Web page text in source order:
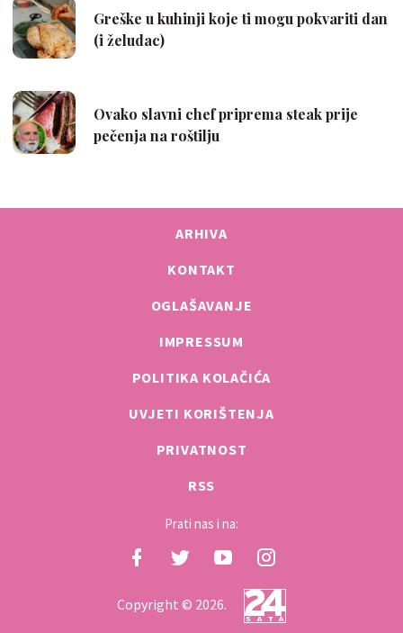
ARHIVA
KONTAKT
OGLAŠAVANJE
IMPRESSUM
POLITIKA KOLAČIĆA
UVJETI KORIŠTENJA
PRIVATNOST
RSS
Prati nas i na:
Copyright © 2026.